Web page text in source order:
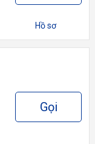
Hồ sơ
Gọi